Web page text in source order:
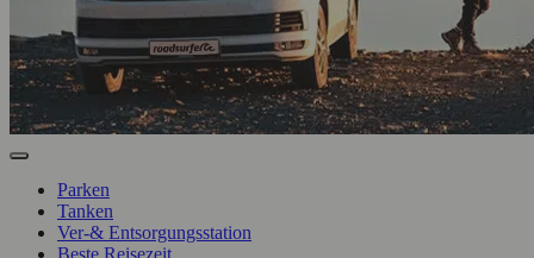
Parken
Tanken
Ver-& Entsorgungsstation